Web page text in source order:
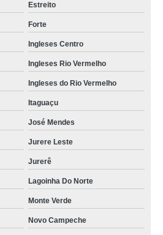
Estreito
Forte
Ingleses Centro
Ingleses Rio Vermelho
Ingleses do Rio Vermelho
Itaguaçu
José Mendes
Jurere Leste
Jurerê
Lagoinha Do Norte
Monte Verde
Novo Campeche